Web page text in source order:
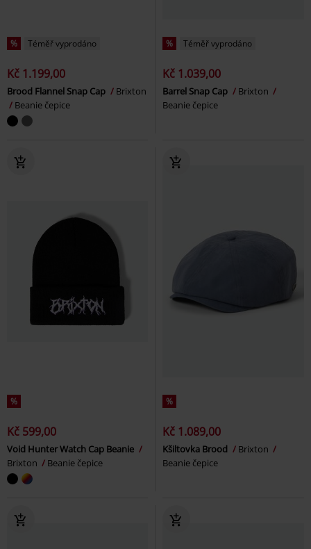
% Téměř vyprodáno
Kč 1.199,00
Brood Flannel Snap Cap
Brixton
Beanie čepice
% Téměř vyprodáno
Kč 1.039,00
Barrel Snap Cap
Brixton
Beanie čepice
%
Kč 599,00
Void Hunter Watch Cap Beanie
Brixton
Beanie čepice
%
Kč 1.089,00
Kšiltovka Brood
Brixton
Beanie čepice